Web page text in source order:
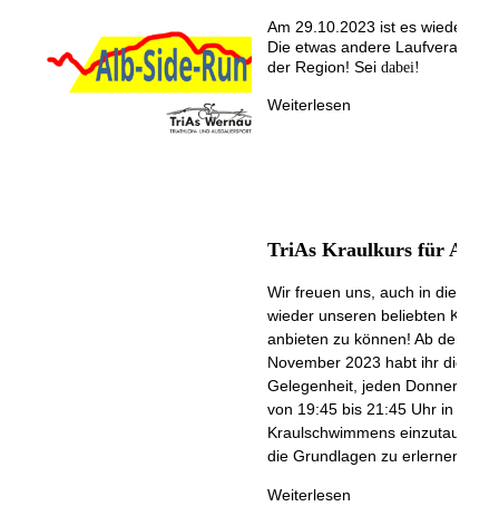
Am 29.10.2023 ist es wieder so
Die etwas andere
der Region! Sei dabei!
Weiterlesen
TriAs Kraulkurs für
Wir freuen uns, auch in diesem
wieder unseren beliebten
anbieten zu können! Ab dem 09.
November 2023 habt ihr die
Gelegenheit, jeden
von 19:45 bis 21:45 Uhr in die
Kraulschwimmens einzutauchen
die Grundlagen zu erlernen.
Weiterlesen